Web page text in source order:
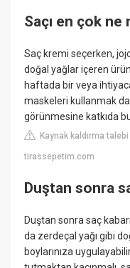
Saçı en çok
Saç kremi seçerken,
doğal yağlar içeren
haftada bir veya
maskeleri kullanmak da
görünmesine katkıda
Kaynak kaldırma talebi
tirassepetim.com
Duştan sonra
Duştan sonra saç
da zerdeçal yağı gibi
boylarınıza